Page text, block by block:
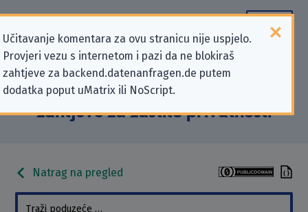
Učitavanje komentara za ovu stranicu nije uspjelo.
Provjeri vezu s internetom i pazi da ne blokiraš
zahtjeve za backend.datenanfragen.de putem
dodatka poput uMatrix ili NoScript.
Podaci kontakta „Cubic
Corporation” koji se odnose na
zahtjeve za zaštitu privatnosti
Natrag na pregled